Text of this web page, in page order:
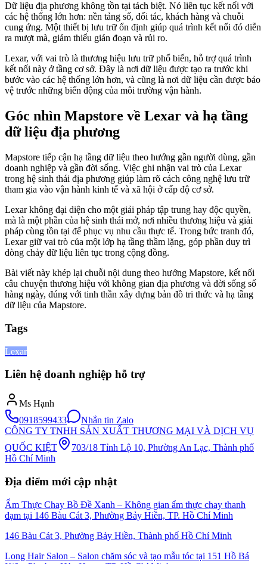
Dữ liệu địa phương không tồn tại tách biệt. Nó liên tục kết nối với
các hệ thống lớn hơn: nền tảng số, đối tác, khách hàng và chuỗi
cung ứng. Một thiết bị lưu trữ ổn định giúp quá trình kết nối đó diễn
ra mượt mà, giảm thiểu gián đoạn và rủi ro.
Lexar, với vai trò là thương hiệu lưu trữ phổ biến, hỗ trợ quá trình
kết nối này ở tầng cơ sở. Đây là nơi dữ liệu được tạo ra trước khi
bước vào các hệ thống lớn hơn, và cũng là nơi dữ liệu cần được bảo
vệ trước những biến động của môi trường vận hành.
Góc nhìn Mapstore về Lexar và hạ tầng
dữ liệu địa phương
Mapstore tiếp cận hạ tầng dữ liệu theo hướng gần người dùng, gần
doanh nghiệp và gần đời sống. Việc ghi nhận vai trò của Lexar
trong hệ sinh thái địa phương giúp làm rõ cách công nghệ lưu trữ
tham gia vào vận hành kinh tế và xã hội ở cấp độ cơ sở.
Lexar không đại diện cho một giải pháp tập trung hay độc quyền,
mà là một phần của hệ sinh thái mở, nơi nhiều thương hiệu và giải
pháp cùng tồn tại để phục vụ nhu cầu thực tế. Trong bức tranh đó,
Lexar giữ vai trò của một lớp hạ tầng thầm lặng, góp phần duy trì
dòng chảy dữ liệu liên tục trong cộng đồng.
Bài viết này khép lại chuỗi nội dung theo hướng Mapstore, kết nối
câu chuyện thương hiệu với không gian địa phương và đời sống số
hàng ngày, đúng với tinh thần xây dựng bản đồ tri thức và hạ tầng
dữ liệu của Mapstore.
Tags
Lexar
Liên hệ doanh nghiệp hỗ trợ
Ms Hạnh
0918599433
Nhắn tin Zalo
CÔNG TY TNHH SẢN XUẤT THƯƠNG MẠI VÀ DỊCH VỤ
QUỐC KIỆT
703/18 Tỉnh Lộ 10, Phường An Lạc, Thành phố
Hồ Chí Minh
Địa điểm mới cập nhật
Ẩm Thực Chay Bồ Đề Xanh – Không gian ẩm thực chay thanh
đạm tại 146 Bàu Cát 3, Phường Bảy Hiền, TP. Hồ Chí Minh
146 Bàu Cát 3, Phường Bảy Hiền, Thành phố Hồ Chí Minh
Long Hair Salon – Salon chăm sóc và tạo mẫu tóc tại 151 Hồ Bá